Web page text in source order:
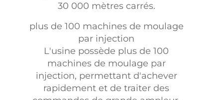
30 000 mètres carrés.
plus de 100 machines de moulage
par injection
L'usine possède plus de 100
machines de moulage par
injection, permettant d'achever
rapidement et de traiter des